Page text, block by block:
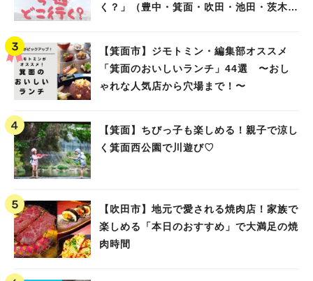
く？」（豊中・箕面・吹田・池田・茨木・
【箕面市】ジモトミン・編集部オススメ
「箕面のおいしいランチ」44選 〜おし
ゃれな人気店から穴場まで！〜
【箕面】ちびっ子も楽しめる！親子で涼し
く箕面西公園で川遊び♡
【吹田市】地元で愛される焼肉店！家族で
楽しめる「本日のおすすめ」で大満足の焼
肉時間